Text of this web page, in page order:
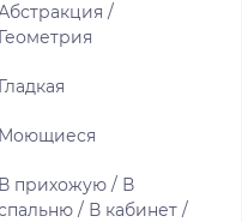
/
Геометрия
Гладкая
Моющиеся
В прихожую / В
/ В кабинет /